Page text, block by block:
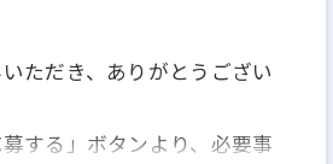
ただき、ありがとうござい
する」ボタンより、必要事